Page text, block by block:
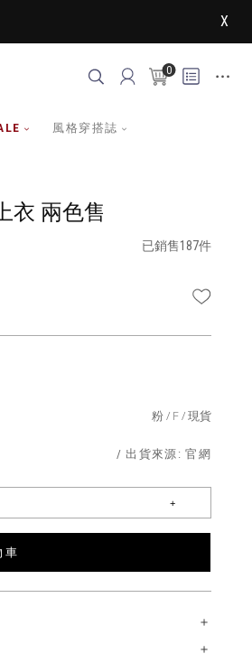
X
0
風格穿搭誌
衣 兩色售
已銷售187件
粉 F 現貨
/ 出貨來源:官網
車